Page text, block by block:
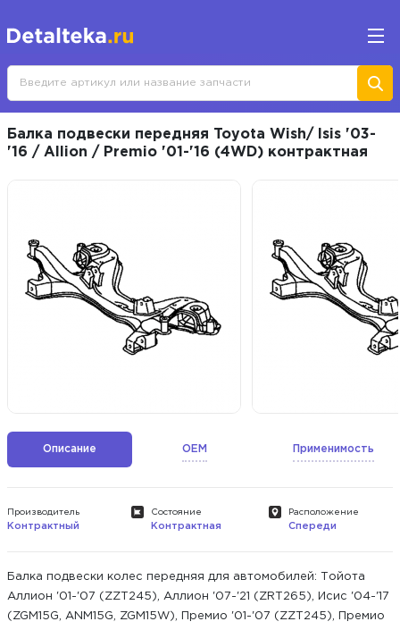
Балка подвески передняя Toyota Wish/ Isis '03-
'16 / Allion / Premio '01-'16 (4WD) контрактная
Описание OEM Применимость
Производитель
Контрактный
Состояние
Контрактная
Расположение
Спереди
Балка подвески колес передняя для автомобилей: Тойота
Аллион '01-'07 (ZZT245), Аллион '07-'21 (ZRT265), Исис '04-'17
(ZGM15G, ANM15G, ZGM15W), Премио '01-'07 (ZZT245), Премио